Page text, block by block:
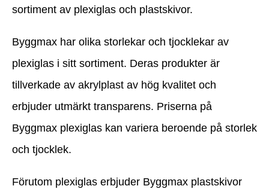
sortiment av plexiglas och plastskivor.
Byggmax har olika storlekar och tjocklekar av
plexiglas i sitt sortiment. Deras produkter är
tillverkade av akrylplast av hög kvalitet och
erbjuder utmärkt transparens. Priserna på
Byggmax plexiglas kan variera beroende på storlek
och tjocklek.
Förutom plexiglas erbjuder Byggmax plastskivor